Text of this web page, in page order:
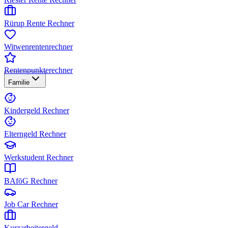
Rürup Rente Rechner
Witwenrentenrechner
Rentenpunkterechner
Familie
Kindergeld Rechner
Elterngeld Rechner
Werkstudent Rechner
BAföG Rechner
Job Car Rechner